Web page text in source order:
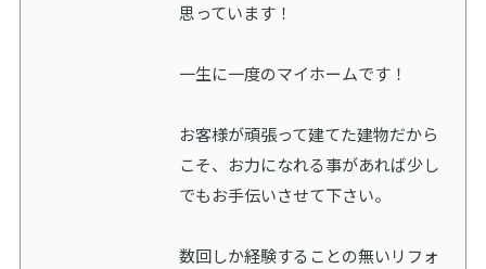
思っています！
一生に一度のマイホームです！
お客様が頑張って建てた建物だから
こそ、お力になれる事があれば少し
でもお手伝いさせて下さい。
数回しか経験することの無いリフォ